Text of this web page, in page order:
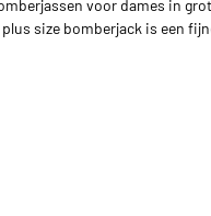
voor dames in
size bomberjack is een